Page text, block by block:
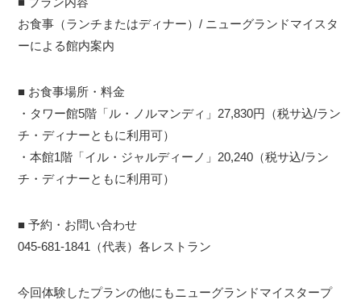
お食事（ランチまたはディナー）/ ニューグランドマイスタ
ーによる館内案内
■ お食事場所・料金
・タワー館5階「ル・ノルマンディ」27,830円（税サ込/ラン
チ・ディナーともに利用可）
・本館1階「イル・ジャルディーノ」20,240（税サ込/ラン
チ・ディナーともに利用可）
■ 予約・お問い合わせ
045-681-1841（代表）各レストラン
今回体験したプランの他にもニューグランドマイスタープ